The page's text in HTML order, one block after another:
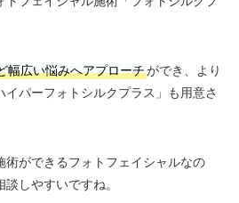
幅広い悩みへアプローチができ、より
パーフォトシルクプラス」も用意さ
術ができるフォトフェイシャルなの
しやすいですね。